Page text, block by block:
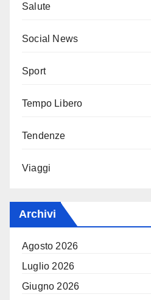
Salute
Social News
Sport
Tempo Libero
Tendenze
Viaggi
Archivi
Agosto 2026
Luglio 2026
Giugno 2026